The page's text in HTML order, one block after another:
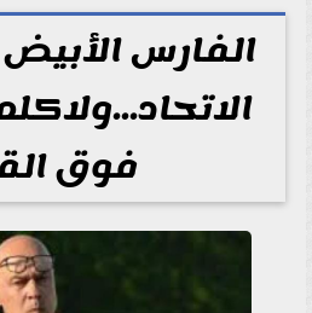
الفارس
فوق